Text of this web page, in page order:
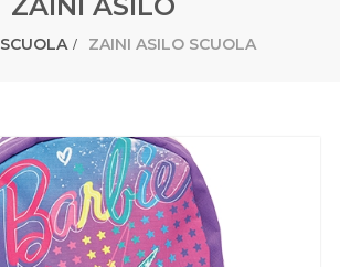
SCUOLA ZAINI ASILO SCUOLA